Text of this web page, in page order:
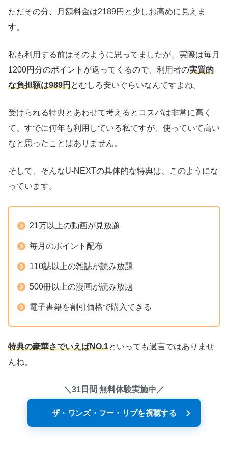
ただその分、月額料金は2189円と少しお高めに見えま
す。
私も利用する前はそのように思ってましたが、実際は毎月
1200円分のポイントが返ってくるので、利用者の実質的
な負担額は989円とむしろ安いぐらいなんですよね。
受けられる特典とあわせて考えるとコスパは非常に高く
て、すでに何年も利用している私ですが、使っていて高い
なと思ったことはありません。
そして、そんなU-NEXTの具体的な特典は、このようにな
っています。
21万以上の動画が見放題
毎月のポイント配布
110誌以上の雑誌が読み放題
500冊以上の漫画が読み放題
電子書籍を割引価格で購入できる
特典の豪華さでいえばNO.1といっても過言ではありませ
んね。
＼31日間 無料体験実施中／
ザ・ワンズ・フー・リブを視聴する